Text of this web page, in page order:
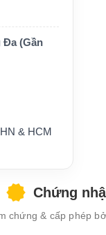
(Gần
& HCM
Chứng
chứng & cấp phép